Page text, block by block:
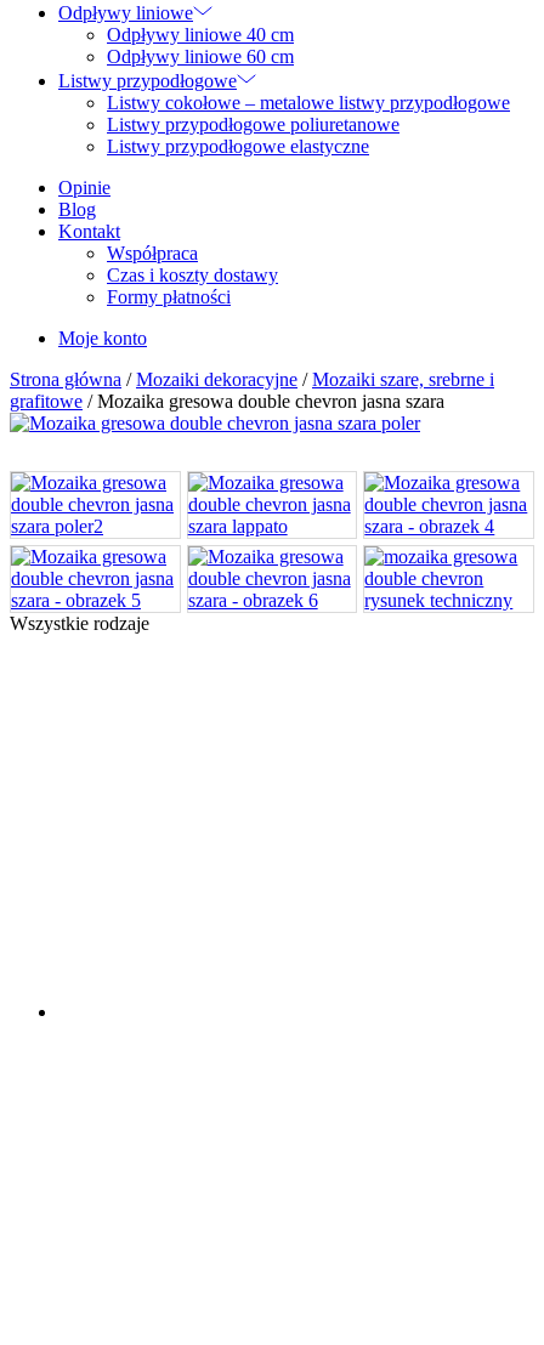
Odpływy liniowe
Odpływy liniowe 40 cm
Odpływy liniowe 60 cm
Listwy przypodłogowe
Listwy cokołowe – metalowe listwy przypodłogowe
Listwy przypodłogowe poliuretanowe
Listwy przypodłogowe elastyczne
Opinie
Blog
Kontakt
Współpraca
Czas i koszty dostawy
Formy płatności
Moje konto
Strona główna /Mozaiki dekoracyjne /Mozaiki szare, srebrne i
grafitowe / Mozaika gresowa double chevron jasna szara
Wszystkie rodzaje